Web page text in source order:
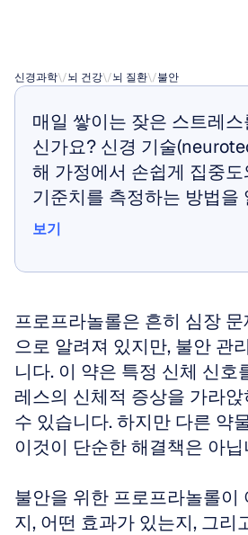
신경과학\/뇌 건강\/뇌 질환\/불안
매일 쌓이는 잦은 스트레
신가요? 신경 기술
해 가정에서 손쉽게 집중
기준치를 측정하는 방법을
보기
프로프라놀롤은 흔히 심장
으로 알려져 있지만, 불안 관
니다. 이 약은 특정 신체 신호
레스의 신체적 증상을 가라
수 있습니다. 하지만 다른 약
이것이 단순한 해결책은 아닙
불안을 위한 프로프라놀롤이
지, 어떤 효과가 있는지, 그리